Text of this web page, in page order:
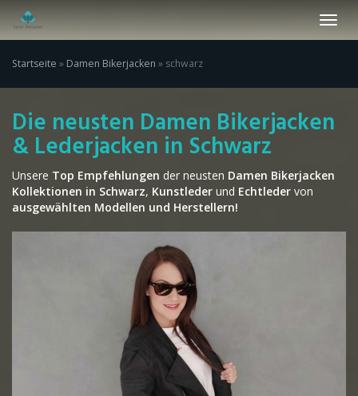
main
Startseite » Damen Bikerjacken » schwarz
Die neusten Damen Bikerjacken
& Lederjacken in Schwarz
Unsere Top Empfehlungen der neusten Damen Bikerjacken
Kollektionen in Schwarz, Kunstleder und Echtleder von
ausgewählten Modellen und Herstellern!